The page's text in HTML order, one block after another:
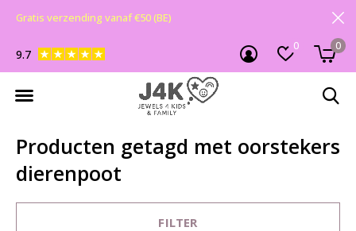
0 0
9.7
Gratis verzending vanaf €50 (BE)
Producten getagd met oorstekers
dierenpoot
FILTER